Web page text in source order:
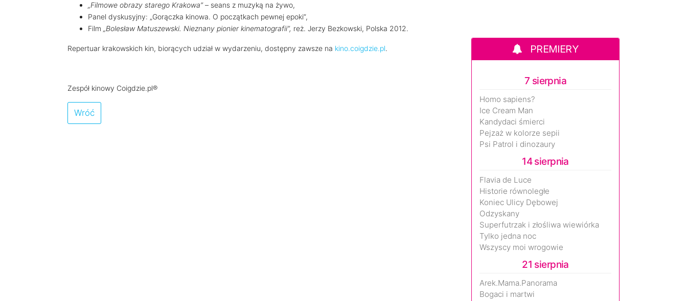
„Filmowe obrazy starego Krakowa”– seans z muzyką na żywo,
Panel dyskusyjny: „Gorączka kinowa. O początkach pewnej epoki”,
Film „Bolesław Matuszewski. Nieznany pionier kinematografii”, reż. Jerzy Bezkowski, Polska 2012.
Repertuar krakowskich kin, biorących udział w wydarzeniu, dostępny zawsze na kino.coigdzie.pl.
Zespół kinowy Coigdzie.pl®
Wróć
PREMIERY
7 sierpnia
Homo sapiens?
Ice Cream Man
Kandydaci śmierci
Pejzaż w kolorze sepii
Psi Patrol i dinozaury
14 sierpnia
Flavia de Luce
Historie równoległe
Koniec Ulicy Dębowej
Odzyskany
Superfutrzak i złośliwa wiewiórka
Tylko jedna noc
Wszyscy moi wrogowie
21 sierpnia
Arek.Mama.Panorama
Bogaci i martwi